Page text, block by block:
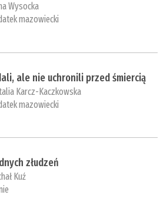
Wysocka
mazowiecki
ale nie uchronili przed śmiercią
Karcz-Kaczkowska
mazowiecki
złudzeń
Kuź